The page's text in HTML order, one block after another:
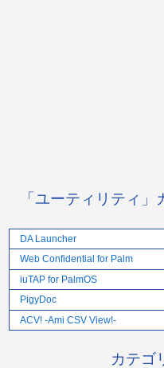
「ユーティリティ
DA Launcher
Web Confidential for Palm
iuTAP for PalmOS
PigyDoc
ACV! -Ami CSV View!-
カテゴ